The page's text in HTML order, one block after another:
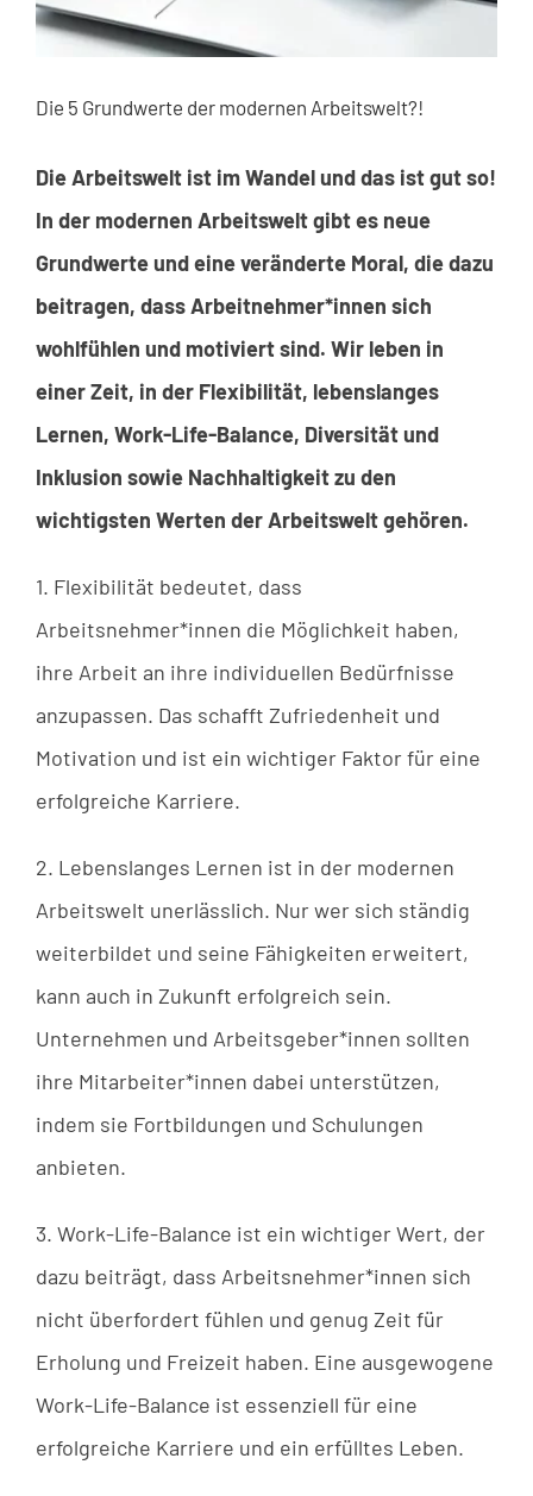
Die 5 Grundwerte der modernen Arbeitswelt?!
Die Arbeitswelt ist im Wandel und das ist gut so!
In der modernen Arbeitswelt gibt es neue
Grundwerte und eine veränderte Moral, die dazu
beitragen, dass Arbeitnehmer*innen sich
wohlfühlen und motiviert sind. Wir leben in
einer Zeit, in der Flexibilität, lebenslanges
Lernen, Work-Life-Balance, Diversität und
Inklusion sowie Nachhaltigkeit zu den
wichtigsten Werten der Arbeitswelt gehören.
1. Flexibilität bedeutet, dass
Arbeitsnehmer*innen die Möglichkeit haben,
ihre Arbeit an ihre individuellen Bedürfnisse
anzupassen. Das schafft Zufriedenheit und
Motivation und ist ein wichtiger Faktor für eine
erfolgreiche Karriere.
2. Lebenslanges Lernen ist in der modernen
Arbeitswelt unerlässlich. Nur wer sich ständig
weiterbildet und seine Fähigkeiten erweitert,
kann auch in Zukunft erfolgreich sein.
Unternehmen und Arbeitsgeber*innen sollten
ihre Mitarbeiter*innen dabei unterstützen,
indem sie Fortbildungen und Schulungen
anbieten.
3. Work-Life-Balance ist ein wichtiger Wert, der
dazu beiträgt, dass Arbeitsnehmer*innen sich
nicht überfordert fühlen und genug Zeit für
Erholung und Freizeit haben. Eine ausgewogene
Work-Life-Balance ist essenziell für eine
erfolgreiche Karriere und ein erfülltes Leben.